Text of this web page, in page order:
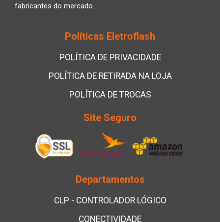
fabricantes do mercado.
Políticas Eletroflash
POLÍTICA DE PRIVACIDADE
POLÍTICA DE RETIRADA NA LOJA
POLÍTICA DE TROCAS
Site Seguro
Departamentos
CLP - CONTROLADOR LÓGICO
CONECTIVIDADE